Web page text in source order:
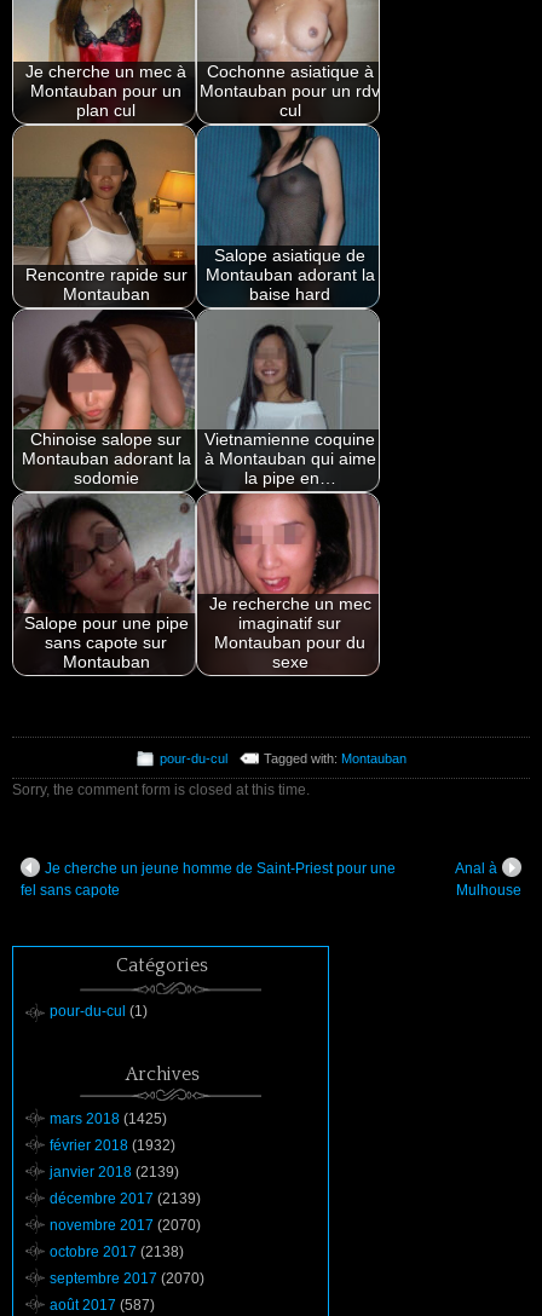
Je cherche un mec à
Montauban pour un
plan cul
Cochonne asiatique à
Montauban pour un rdv
cul
Rencontre rapide sur
Montauban
Salope asiatique de
Montauban adorant la
baise hard
Chinoise salope sur
Montauban adorant la
sodomie
Vietnamienne coquine
à Montauban qui aime
la pipe en…
Salope pour une pipe
sans capote sur
Montauban
Je recherche un mec
imaginatif sur
Montauban pour du
sexe
pour-du-cul Tagged with:Montauban
Sorry, the comment form is closed at this time.
Je cherche un jeune homme de Saint-Priest pour une
fel sans capote
Anal à
Mulhouse
Catégories
pour-du-cul (1)
Archives
mars 2018 (1425)
février 2018 (1932)
janvier 2018 (2139)
décembre 2017 (2139)
novembre 2017 (2070)
octobre 2017 (2138)
septembre 2017 (2070)
août 2017 (587)